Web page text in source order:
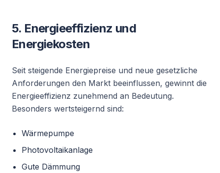
5. Energieeffizienz und
Energiekosten
Seit steigende Energiepreise und neue gesetzliche
Anforderungen den Markt beeinflussen, gewinnt die
Energieeffizienz zunehmend an Bedeutung.
Besonders wertsteigernd sind:
Wärmepumpe
Photovoltaikanlage
Gute Dämmung